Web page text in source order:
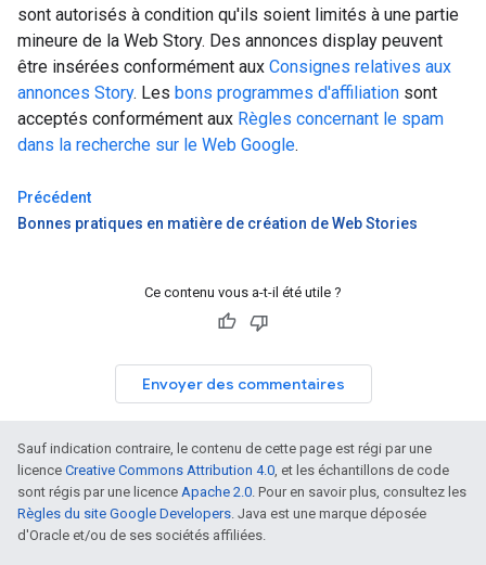
sont autorisés à condition qu'ils soient limités à une partie
mineure de la Web Story. Des annonces display peuvent
être insérées conformément aux Consignes relatives aux
annonces Story. Les bons programmes d'affiliation sont
acceptés conformément aux Règles concernant le spam
dans la recherche sur le Web Google.
Précédent
Bonnes pratiques en matière de création de Web Stories
Ce contenu vous a-t-il été utile ?
Envoyer des commentaires
Sauf indication contraire, le contenu de cette page est régi par une
licence Creative Commons Attribution 4.0, et les échantillons de code
sont régis par une licence Apache 2.0. Pour en savoir plus, consultez les
Règles du site Google Developers. Java est une marque déposée
d'Oracle et/ou de ses sociétés affiliées.